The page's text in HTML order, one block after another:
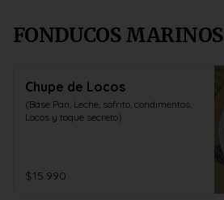
FONDUCOS MARINOS
Chupe de Locos
(Base Pan, Leche, sofrito, condimentos,
Locos y toque secreto)
$15.990